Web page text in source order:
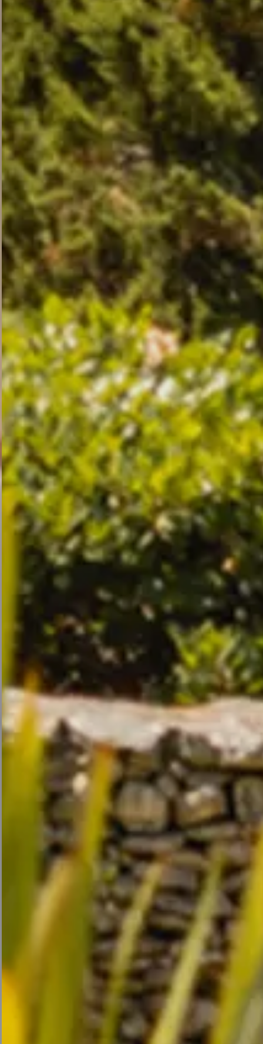
Startseite
Villen
Villen F2
Villen F3
Villen F4
Pool
Dienstleistungen
Frühstück
Bar, Cocktail & Snacking
Die Boutique
Massagen
Sonstige Leistungen
Region
Strände
Aktivitäten auf Korsika
Informationen
Kontakt
Allgemeine Geschäftsbedingungen
Galerie